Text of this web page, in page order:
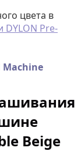
цвета в
DYLON Pre-
Machine
Beige